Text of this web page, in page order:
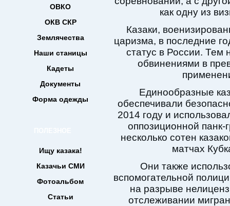
ОВКО
ОКВ СКР
Землячества
Наши станицы
Кадеты
Документы
Форма одежды
Ищу казака!
Казачьи СМИ
Фотоальбом
Статьи
как одну из
Казаки,
царизма, в последние
статус в России. Тем
обвинениями в
Единообразные
обеспечивали
2014 году и
оппозиционной
несколько сотен
матчах
Они также
вспомогательной
на разрыве
отслеживании